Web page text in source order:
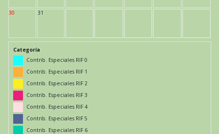
30 31
Categoría
Contrib. Especiales RIF 0
Contrib. Especiales RIF 1
Contrib. Especiales RIF 2
Contrib. Especiales RIF 3
Contrib. Especiales RIF 4
Contrib. Especiales RIF 5
Contrib. Especiales RIF 6